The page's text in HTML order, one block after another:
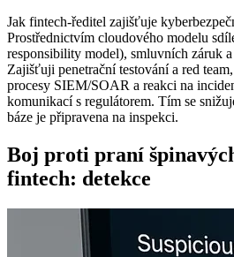
Jak fintech-ředitel zajišťuje
Prostřednictvím cloudového modelu
responsibility model), smluvních záruk
Zajišťuji penetrační testování a red
procesy SIEM/SOAR a reakci na
komunikací s regulátorem. Tím se
báze je připravena na inspekci.
Boj proti praní
fintech: detekce